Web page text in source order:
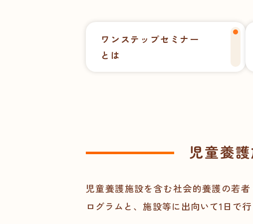
ワンステップセミナー
とは
児童養
児童養護施設を含む社会的養護の若
ログラムと、施設等に出向いて1日で